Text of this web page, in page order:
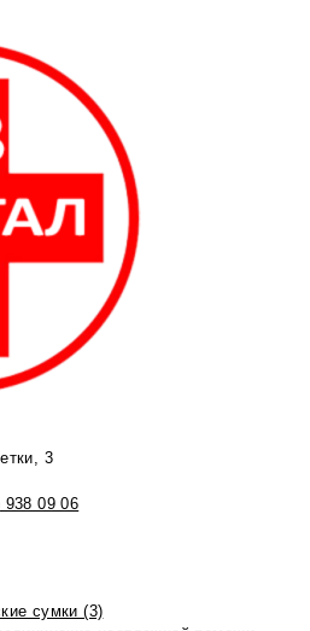
3
938 09 06
сумки (3)